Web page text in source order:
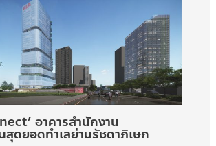
อาคารสำนักงาน
ดยอดทำเลย่านรัชดาภิเษก